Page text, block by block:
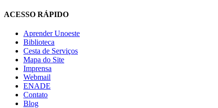
ACESSO RÁPIDO
Aprender Unoeste
Biblioteca
Cesta de Serviços
Mapa do Site
Imprensa
Webmail
ENADE
Contato
Blog